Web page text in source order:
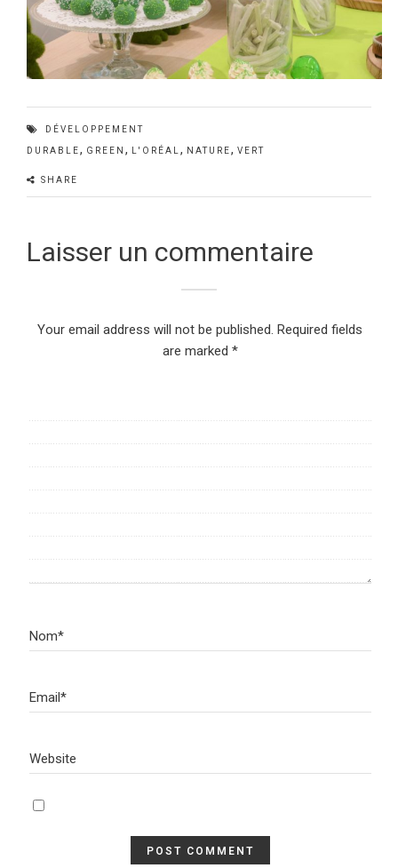
DÉVELOPPEMENT
DURABLE, GREEN , L'ORÉAL, NATURE, VERT
SHARE
Laisser un commentaire
Your email address will not be published. Required fields
are marked *